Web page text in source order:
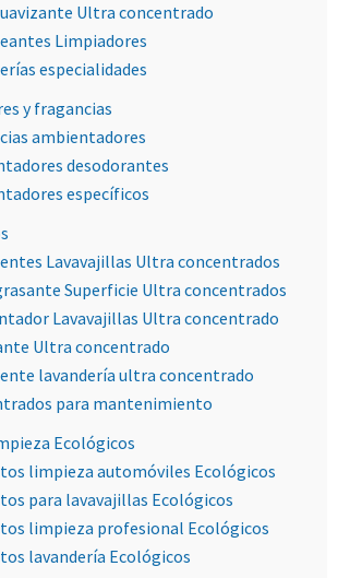
Ultra concentrado
Limpiadores
especialidades
y fragancias
ambientadores
desodorantes
específicos
Lavavajillas Ultra concentrados
Superficie Ultra concentrados
Lavavajillas Ultra concentrado
Ultra concentrado
lavandería ultra concentrado
para mantenimiento
Ecológicos
limpieza automóviles Ecológicos
para lavavajillas Ecológicos
limpieza profesional Ecológicos
lavandería Ecológicos